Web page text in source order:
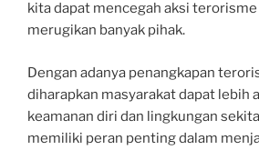
kita dapat mencegah aksi
merugikan banyak pihak.
Dengan adanya penangkapan
diharapkan masyarakat dapat lebih
keamanan diri dan lingkungan
memiliki peran penting dalam